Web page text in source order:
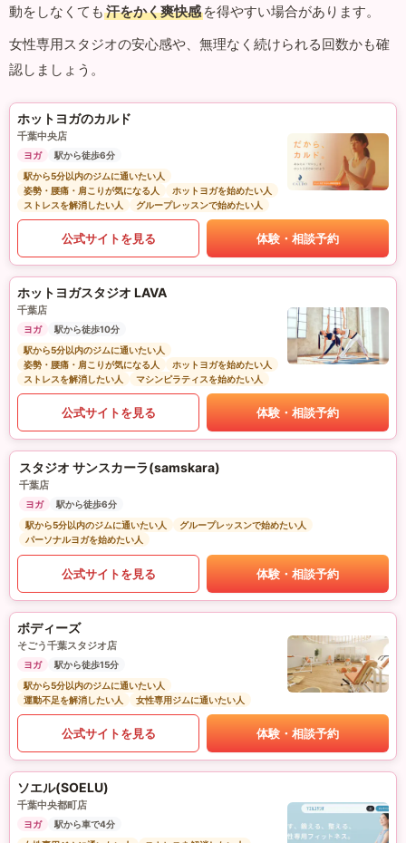
動をしなくても 汗をかく爽快感 を得やすい場合があります。
女性専用スタジオの安心感や、無理なく続けられる回数かも確
認しましょう。
ホットヨガのカルド
千葉中央店
ヨガ
駅から徒歩6分
駅から5分以内のジムに通いたい人
姿勢・腰痛・肩こりが気になる人
ホットヨガを始めたい人
ストレスを解消したい人
グループレッスンで始めたい人
公式サイトを見る 体験・相談予約
ホットヨガスタジオ LAVA
千葉店
ヨガ
駅から徒歩10分
駅から5分以内のジムに通いたい人
姿勢・腰痛・肩こりが気になる人
ホットヨガを始めたい人
ストレスを解消したい人
マシンピラティスを始めたい人
公式サイトを見る 体験・相談予約
スタジオ サンスカーラ(samskara)
千葉店
ヨガ
駅から徒歩6分
駅から5分以内のジムに通いたい人
グループレッスンで始めたい人
パーソナルヨガを始めたい人
公式サイトを見る 体験・相談予約
ボディーズ
そごう千葉スタジオ店
ヨガ
駅から徒歩15分
駅から5分以内のジムに通いたい人
運動不足を解消したい人
女性専用ジムに通いたい人
公式サイトを見る 体験・相談予約
ソエル(SOELU)
千葉中央都町店
ヨガ
駅から車で4分